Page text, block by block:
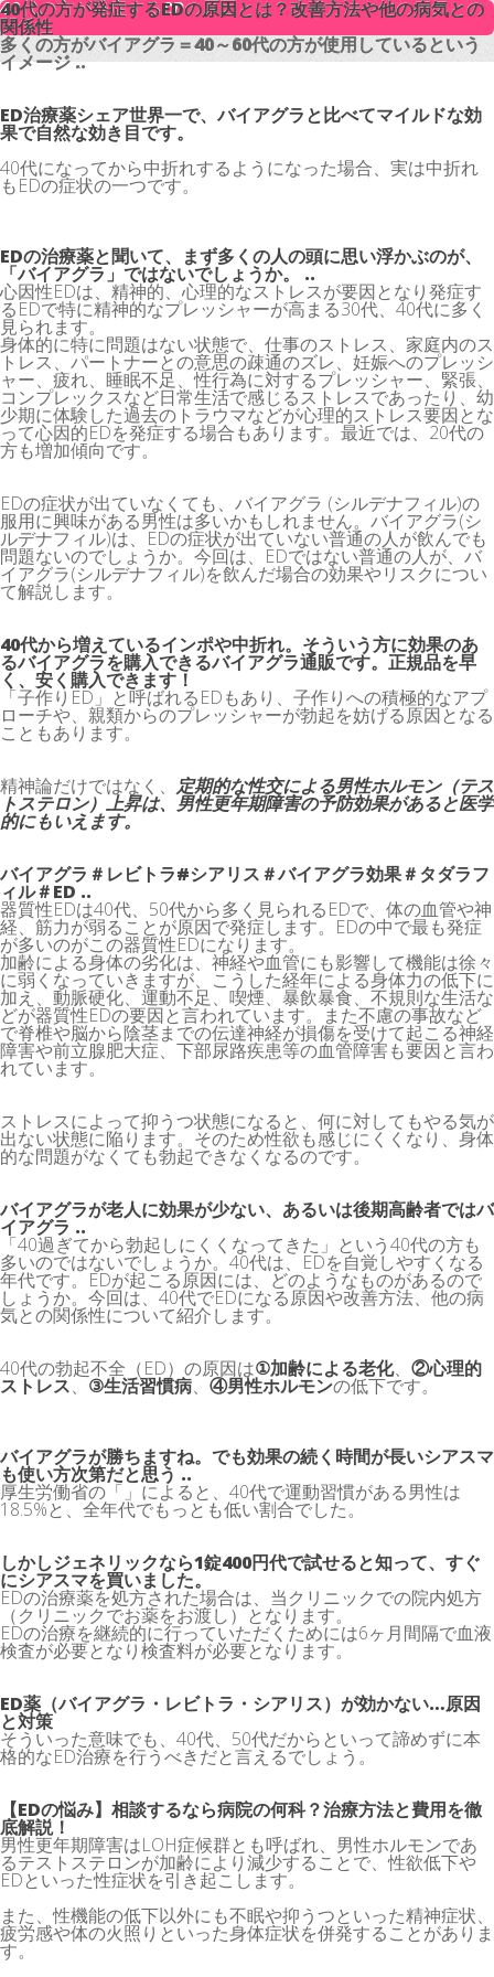
40代の方が発症するEDの原因とは？改善方法や他の病気との
関係性
多くの方がバイアグラ＝40～60代の方が使用しているという
イメージ ..
ED治療薬シェア世界一で、バイアグラと比べてマイルドな効
果で自然な効き目です。
40代になってから中折れするようになった場合、実は中折れ
もEDの症状の一つです。
EDの治療薬と聞いて、まず多くの人の頭に思い浮かぶのが、
「バイアグラ」ではないでしょうか。 ..
心因性EDは、精神的、心理的なストレスが要因となり発症す
るEDで特に精神的なプレッシャーが高まる30代、40代に多く
見られます。
身体的に特に問題はない状態で、仕事のストレス、家庭内のス
トレス、パートナーとの意思の疎通のズレ、妊娠へのプレッシ
ャー、疲れ、睡眠不足、性行為に対するプレッシャー、緊張、
コンプレックスなど日常生活で感じるストレスであったり、幼
少期に体験した過去のトラウマなどが心理的ストレス要因とな
って心因的EDを発症する場合もあります。最近では、20代の
方も増加傾向です。
EDの症状が出ていなくても、バイアグラ (シルデナフィル)の
服用に興味がある男性は多いかもしれません。バイアグラ(シ
ルデナフィル)は、EDの症状が出ていない普通の人が飲んでも
問題ないのでしょうか。今回は、EDではない普通の人が、バ
イアグラ(シルデナフィル)を飲んだ場合の効果やリスクについ
て解説します。
40代から増えているインポや中折れ。そういう方に効果のあ
るバイアグラを購入できるバイアグラ通販です。正規品を早
く、安く購入できます！
「子作りED」と呼ばれるEDもあり、子作りへの積極的なアプ
ローチや、親類からのプレッシャーが勃起を妨げる原因となる
こともあります。
精神論だけではなく、 定期的な性交による男性ホルモン（テス
トステロン）上昇は、男性更年期障害の予防効果があると医学
的にもいえます。
バイアグラ＃レビトラ#シアリス＃バイアグラ効果＃タダラフ
ィル＃ED ..
器質性EDは40代、50代から多く見られるEDで、体の血管や神
経、筋力が弱ることが原因で発症します。EDの中で最も発症
が多いのがこの器質性EDになります。
加齢による身体の劣化は、神経や血管にも影響して機能は徐々
に弱くなっていきますが、こうした経年による身体力の低下に
加え、動脈硬化、運動不足、喫煙、暴飲暴食、不規則な生活な
どが器質性EDの要因と言われています。また不慮の事故など
で脊椎や脳から陰茎までの伝達神経が損傷を受けて起こる神経
障害や前立腺肥大症、下部尿路疾患等の血管障害も要因と言わ
れています。
ストレスによって抑うつ状態になると、何に対してもやる気が
出ない状態に陥ります。そのため性欲も感じにくくなり、身体
的な問題がなくても勃起できなくなるのです。
バイアグラが老人に効果が少ない、あるいは後期高齢者ではバ
イアグラ ..
「40過ぎてから勃起しにくくなってきた」という40代の方も
多いのではないでしょうか。40代は、EDを自覚しやすくなる
年代です。EDが起こる原因には、どのようなものがあるので
しょうか。今回は、40代でEDになる原因や改善方法、他の病
気との関係性について紹介します。
40代の勃起不全（ED）の原因は①加齢による老化、 ②心理的
ストレス、 ③生活習慣病、 ④男性ホルモンの低下です。
バイアグラが勝ちますね。でも効果の続く時間が長いシアスマ
も使い方次第だと思う ..
厚生労働省の「」によると、40代で運動習慣がある男性は
18.5%と、全年代でもっとも低い割合でした。
しかしジェネリックなら1錠400円代で試せると知って、すぐ
にシアスマを買いました。
EDの治療薬を処方された場合は、当クリニックでの院内処方
（クリニックでお薬をお渡し）となります。
EDの治療を継続的に行っていただくためには6ヶ月間隔で血液
検査が必要となり検査料が必要となります。
ED薬（バイアグラ・レビトラ・シアリス）が効かない…原因
と対策
そういった意味でも、40代、50代だからといって諦めずに本
格的なED治療を行うべきだと言えるでしょう。
【EDの悩み】相談するなら病院の何科？治療方法と費用を徹
底解説！
​​​​男性更年期障害はLOH症候群とも呼ばれ、男性ホルモンであ
るテストステロンが加齢により減少することで、性欲低下や
EDといった性症状を引き起こします。
また、性機能の低下以外にも不眠や抑うつといった精神症状、
疲労感や体の火照りといった身体症状を併発することがありま
す。
40代の方が発症するEDの原因とは？改善方法や他の病気との
関係性
多くの方がバイアグラ＝40～60代の方が使用しているという
イメージ ..